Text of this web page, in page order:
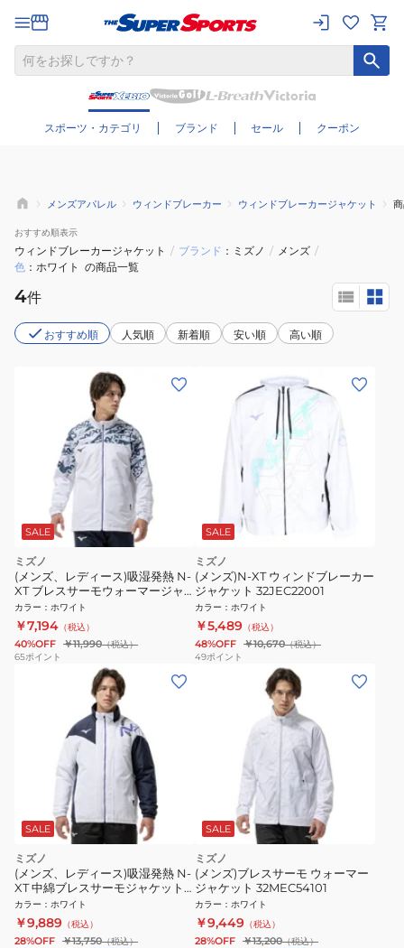
スポーツ・カテゴリ ブランド セール クーポン
さらに絞り込む
メンズアパレル ウィンドブレーカー ウィンドブレーカージャケット
おすすめ順表示
ウィンドブレーカージャケット / ブランド ミズノ / メンズ /
色
ホワイト の商品一覧
4件
おすすめ順 人気順 新着順 安い順 高い順
SALE
ミズノ
(メンズ、レディース)吸湿発熱 N-
XT ブレスサーモウォーマージャ
ケット 32JEC74001
カラー ： ホワイト
￥7,194 （税込）
40%OFF ￥11,990（税込）
65ポイント
SALE
ミズノ
(メンズ)N-XT ウィンドブレーカー
ジャケット 32JEC22001
カラー ： ホワイト
￥5,489 （税込）
48%OFF ￥10,670（税込）
49ポイント
SALE
ミズノ
(メンズ、レディース)吸湿発熱 N-
XT 中綿ブレスサーモジャケット
32JEC75001
カラー ： ホワイト
￥9,889 （税込）
28%OFF ￥13,750（税込）
SALE
ミズノ
(メンズ)ブレスサーモ ウォーマー
ジャケット 32MEC54101
カラー ： ホワイト
￥9,449 （税込）
28%OFF ￥13,200（税込）